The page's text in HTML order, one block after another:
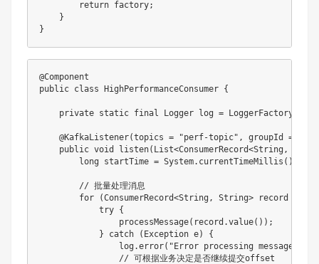
return factory;
}
}
@Component
public class HighPerformanceConsumer {
private static final Logger log = LoggerFactory
@KafkaListener(topics = "perf-topic" , groupId =
public void listen( List<ConsumerRecord<String ,
long startTime = System. currentTimeMillis ( )
// 批量处理消息
for
(ConsumerRecord<String , String> record
try {
processMessage( record .value( ) ) ;
}
catch ( Exception e)
{
                log
.error( "Error processing message
// 可根据业务决定是否继续提交offset